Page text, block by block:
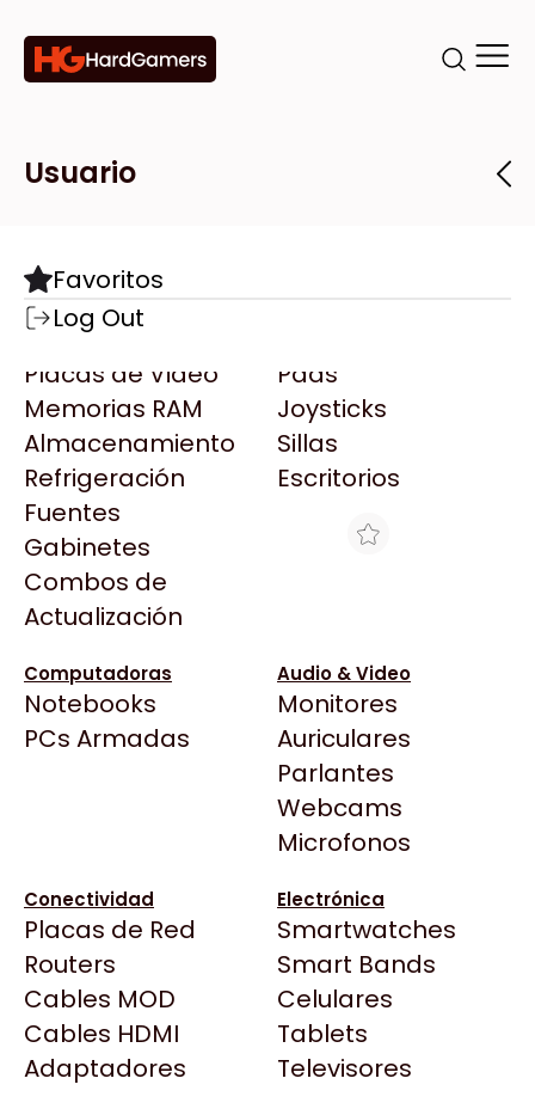
Categorías
Componentes
Motherboards
Microprocesadores
Placas de Video
Memorias RAM
Almacenamiento
Refrigeración
Fuentes
Gabinetes
Combos de
Actualización
Pads
Joysticks
Sillas
Escritorios
Computadoras
Notebooks
PCs Armadas
Audio & Video
Monitores
Auriculares
Parlantes
Webcams
Microfonos
Conectividad
Placas de Red
Routers
Cables MOD
Cables HDMI
Adaptadores
Electrónica
Smartwatches
Smart Bands
Celulares
Tablets
Televisores
Marcas
Todas las Marcas
AMD
AULA
Acer
Adata
AeroCool
Antec
Arkham
Asrock
BenQ
CX
Cooler Master
Deepcool
Dell
EVGA
Gamemax
Genesis
Genius
Tiendas
Destacadas
Todas las Tiendas
Click Gaming
Compufan Store
Dinobyte
Full H4rd
Gaming City
Gezatek
Usuario
Favoritos
Log Out
HT FACE PLATE.RJ/AMP/CERR
Ver producto en la página de Max Tecno